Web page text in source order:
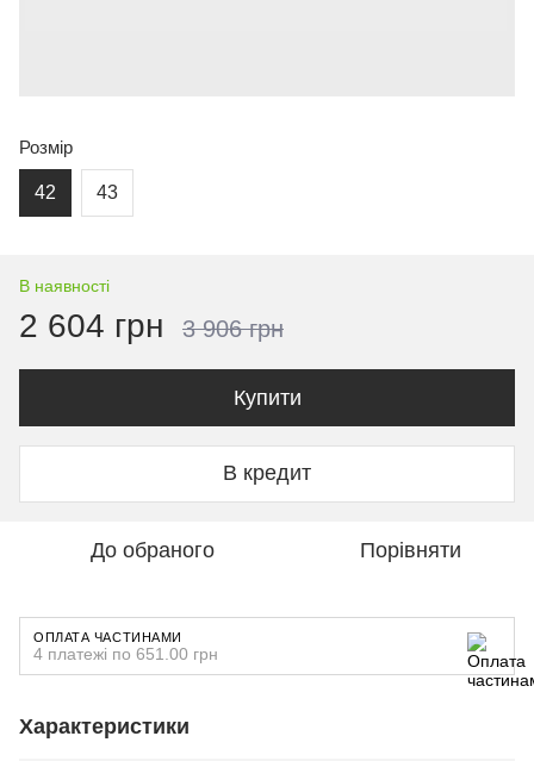
Розмір
42 43
В наявності
2 604 грн 3 906 грн
Купити
В кредит
До обраного Порівняти
ОПЛАТА ЧАСТИНАМИ
4 платежі по 651.00 грн
Характеристики